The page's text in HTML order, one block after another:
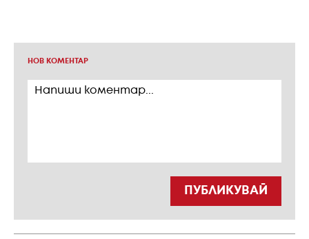
НОВ КОМЕНТАР
ПУБЛИКУВАЙ